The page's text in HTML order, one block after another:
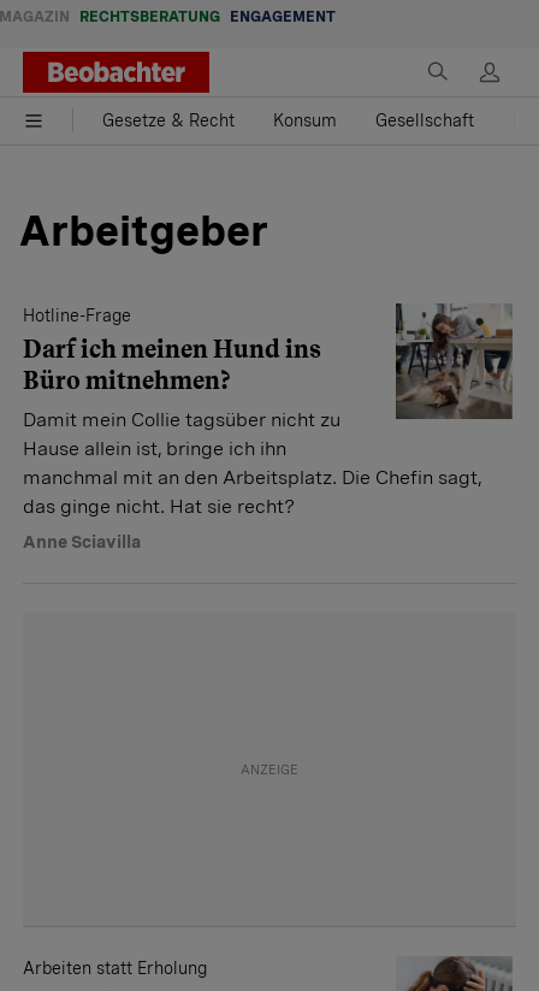
MAGAZIN RECHTSBERATUNG ENGAGEMENT
Gesetze & Recht Konsum Gesellschaft
Arbeitgeber
Hotline-Frage
Darf ich meinen Hund ins
Büro mitnehmen?
Damit mein Collie tagsüber nicht zu
Hause allein ist, bringe ich ihn
manchmal mit an den Arbeitsplatz. Die Chefin sagt,
das ginge nicht. Hat sie recht?
Anne Sciavilla
Arbeiten statt Erholung